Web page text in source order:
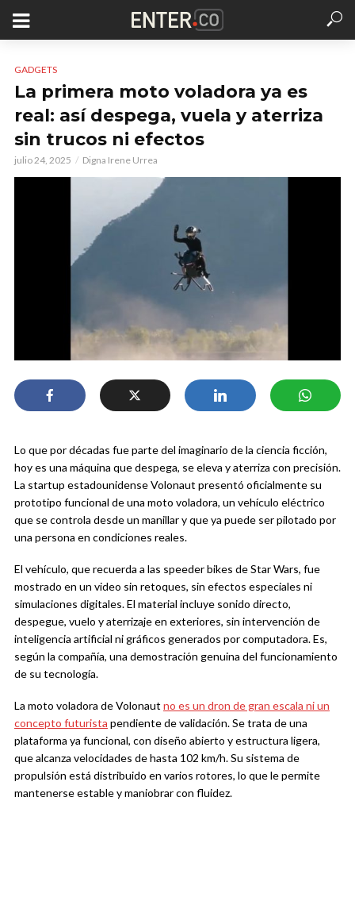
GADGETS
La primera moto voladora ya es
real: así despega, vuela y aterriza
sin trucos ni efectos
julio 24, 2025 Digna Irene Urrea
Lo que por décadas fue parte del imaginario de la ciencia ficción,
hoy es una máquina que despega, se eleva y aterriza con precisión.
La startup estadounidense Volonaut presentó oficialmente su
prototipo funcional de una moto voladora, un vehículo eléctrico
que se controla desde un manillar y que ya puede ser pilotado por
una persona en condiciones reales.
El vehículo, que recuerda a las speeder bikes de Star Wars, fue
mostrado en un video sin retoques, sin efectos especiales ni
simulaciones digitales. El material incluye sonido directo,
despegue, vuelo y aterrizaje en exteriores, sin intervención de
inteligencia artificial ni gráficos generados por computadora. Es,
según la compañía, una demostración genuina del funcionamiento
de su tecnología.
La moto voladora de Volonaut no es un dron de gran escala ni un
concepto futurista pendiente de validación. Se trata de una
plataforma ya funcional, con diseño abierto y estructura ligera,
que alcanza velocidades de hasta 102 km/h. Su sistema de
propulsión está distribuido en varios rotores, lo que le permite
mantenerse estable y maniobrar con fluidez.